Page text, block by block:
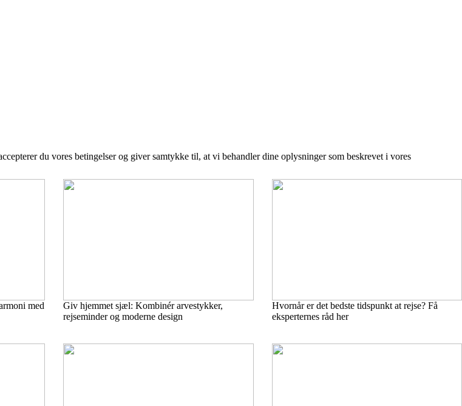
du vores betingelser og giver samtykke til, at vi behandler dine oplysninger som beskrevet i vores
med
Giv hjemmet sjæl: Kombinér arvestykker,
rejseminder og moderne design
Hvornår er det bedste tidspunkt at rejse? Få
eksperternes råd her